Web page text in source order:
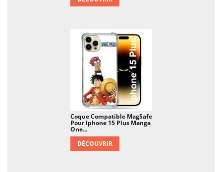
Coque Compatible MagSafe
Pour Iphone 15 Plus Manga
One...
DÉCOUVRIR